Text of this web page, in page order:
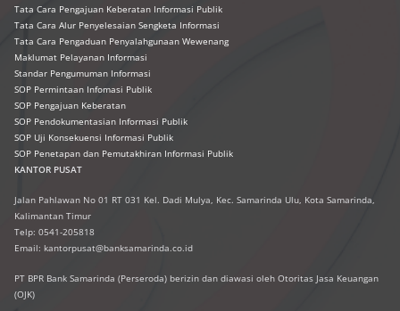
Tata Cara Pengajuan Keberatan Informasi Publik
Tata Cara Alur Penyelesaian Sengketa Informasi
Tata Cara Pengaduan Penyalahgunaan Wewenang
Maklumat Pelayanan Informasi
Standar Pengumuman Informasi
SOP Permintaan Infomasi Publik
SOP Pengajuan Keberatan
SOP Pendokumentasian Informasi Publik
SOP Uji Konsekuensi Informasi Publik
SOP Penetapan dan Pemutakhiran Informasi Publik
KANTOR PUSAT
Jalan Pahlawan No 01 RT 031 Kel. Dadi Mulya, Kec. Samarinda Ulu, Kota Samarinda,
Kalimantan Timur
Telp: 0541-205818
Email: kantorpusat@banksamarinda.co.id
PT BPR Bank Samarinda (Perseroda) berizin dan diawasi oleh Otoritas Jasa Keuangan
(OJK)